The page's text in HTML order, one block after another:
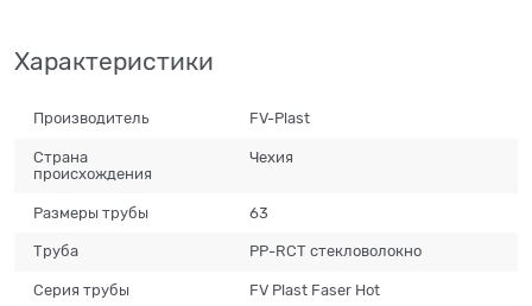
Характеристики
Производитель FV-Plast
Страна
происхождения
Чехия
Размеры трубы 63
Труба PP-RCT стекловолокно
Серия трубы FV Plast Faser Hot